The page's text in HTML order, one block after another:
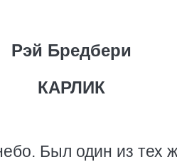
Рэй Бредбери
КАРЛИК
Был один из тех